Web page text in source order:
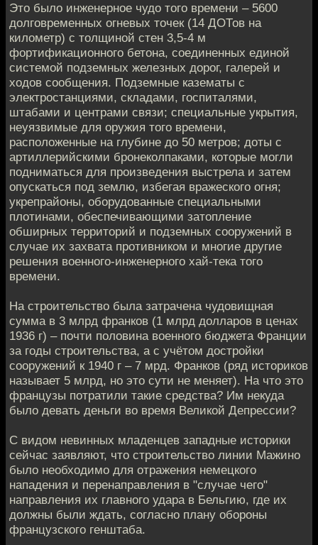
Это было инженерное чудо того времени – 5600
долговременных огневых точек (14 ДОТов на
километр) с толщиной стен 3,5-4 м
фортификационного бетона, соединенных единой
системой подземных железных дорог, галерей и
ходов сообщения. Подземные казематы с
электростанциями, складами, госпиталями,
штабами и центрами связи; специальные укрытия,
неуязвимые для оружия того времени,
расположенные на глубине до 50 метров; доты с
артиллерийскими бронеколпаками, которые могли
подниматься для произведения выстрела и затем
опускаться под землю, избегая вражеского огня;
укрепрайоны, оборудованные специальными
плотинами, обеспечивающими затопление
обширных территорий и подземных сооружений в
случае их захвата противником и многие другие
решения военного-инженерного хай-тека того
времени.
На строительство была затрачена чудовищная
сумма в 3 млрд франков (1 млрд долларов в ценах
1936 г) – почти половина военного бюджета Франции
за годы строительства, а с учётом достройки
сооружений к 1940 г – 7 мрд. Франков (ряд историков
называет 5 млрд, но это сути не меняет). На что это
французы потратили такие средства? Им некуда
было девать деньги во время Великой Депрессии?
С видом невинных младенцев западные историки
сейчас заявляют, что строительство линии Мажино
было необходимо для отражения немецкого
нападения и перенаправления в "случае чего"
направления их главного удара в Бельгию, где их
должны были ждать, согласно плану обороны
французского генштаба.